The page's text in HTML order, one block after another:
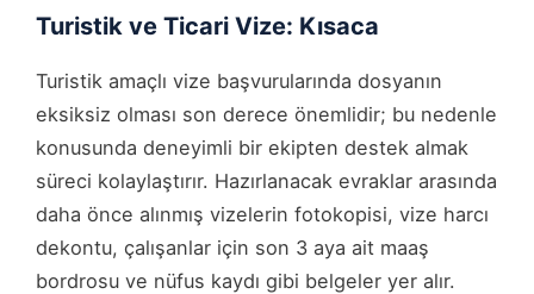
Turistik ve Ticari Vize: Kısaca
Turistik amaçlı vize başvurularında dosyanın
eksiksiz olması son derece önemlidir; bu nedenle
konusunda deneyimli bir ekipten destek almak
süreci kolaylaştırır. Hazırlanacak evraklar arasında
daha önce alınmış vizelerin fotokopisi, vize harcı
dekontu, çalışanlar için son 3 aya ait maaş
bordrosu ve nüfus kaydı gibi belgeler yer alır.